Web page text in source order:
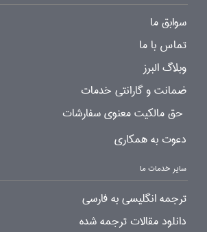
سوابق ما
تماس با ما
وبلاگ البرز
ضمانت و گارانتی خدمات
حق مالکیت معنوی سفارشات
دعوت به همکاری
سایر خدمات ما
ترجمه انگلیسی به فارسی
دانلود مقالات ترجمه شده